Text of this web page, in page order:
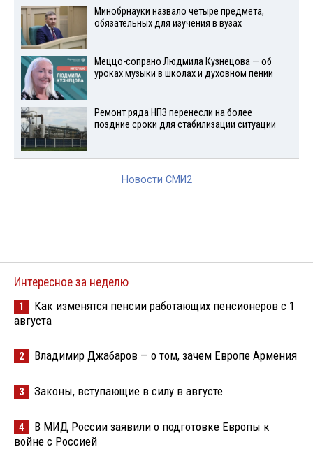
Минобрнауки назвало четыре предмета,
обязательных для изучения в вузах
Меццо-сопрано Людмила Кузнецова — об
уроках музыки в школах и духовном пении
Ремонт ряда НПЗ перенесли на более
поздние сроки для стабилизации ситуации
Новости СМИ2
Интересное за неделю
1
Как изменятся пенсии работающих пенсионеров с 1
августа
2 Владимир Джабаров — о том, зачем Европе Армения
3 Законы, вступающие в силу в августе
4
В МИД России заявили о подготовке Европы к
войне с Россией